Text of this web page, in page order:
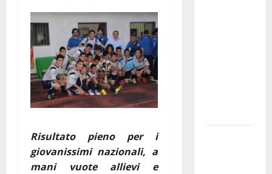
Risultato pieno per i
giovanissimi nazionali, a
mani vuote allievi e